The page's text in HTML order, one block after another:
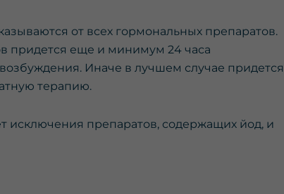
от всех гормональных препаратов.
придется еще и минимум 24 часа
Иначе в лучшем случае придется
терапию.
препаратов, содержащих йод, и